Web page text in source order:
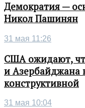
Демократия —
Никол Пашинян
31 мая 11:26
США ожидают,
и Азербайджана
конструктивной
31 мая 10:04